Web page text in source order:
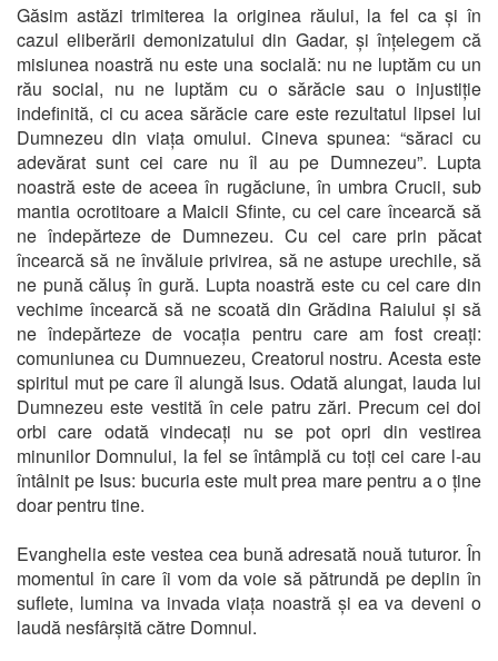
Găsim astăzi trimiterea la originea răului, la fel ca și în
cazul eliberării demonizatului din Gadar, și înțelegem că
misiunea noastră nu este una socială: nu ne luptăm cu un
rău social, nu ne luptăm cu o sărăcie sau o injustiție
indefinită, ci cu acea sărăcie care este rezultatul lipsei lui
Dumnezeu din viața omului. Cineva spunea: “săraci cu
adevărat sunt cei care nu îl au pe Dumnezeu”. Lupta
noastră este de aceea în rugăciune, în umbra Crucii, sub
mantia ocrotitoare a Maicii Sfinte, cu cel care încearcă să
ne îndepărteze de Dumnezeu. Cu cel care prin păcat
încearcă să ne învăluie privirea, să ne astupe urechile, să
ne pună căluș în gură. Lupta noastră este cu cel care din
vechime încearcă să ne scoată din Grădina Raiului și să
ne îndepărteze de vocația pentru care am fost creați:
comuniunea cu Dumnuezeu, Creatorul nostru. Acesta este
spiritul mut pe care îl alungă Isus. Odată alungat, lauda lui
Dumnezeu este vestită în cele patru zări. Precum cei doi
orbi care odată vindecați nu se pot opri din vestirea
minunilor Domnului, la fel se întâmplă cu toți cei care l-au
întâlnit pe Isus: bucuria este mult prea mare pentru a o ține
doar pentru tine.
Evanghelia este vestea cea bună adresată nouă tuturor. În
momentul în care îi vom da voie să pătrundă pe deplin în
suflete, lumina va invada viața noastră și ea va deveni o
laudă nesfârșită către Domnul.